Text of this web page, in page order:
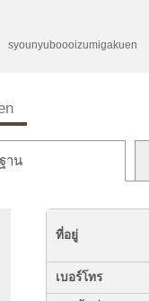
syounyuboooizumigakuen
าน
ที่อยู่
เบอร์โทร